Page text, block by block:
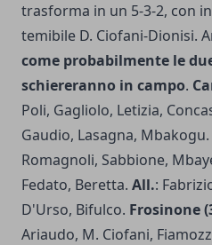
trasforma in un 5-3-2, con
temibile D. Ciofani-Dionisi.
come probabilmente le
schiereranno in campo.
Poli, Gagliolo, Letizia,
Gaudio, Lasagna, Mbakogu.
Romagnoli, Sabbione,
Fedato, Beretta. All.:
D'Urso, Bifulco. Frosinone
Ariaudo, M. Ciofani,